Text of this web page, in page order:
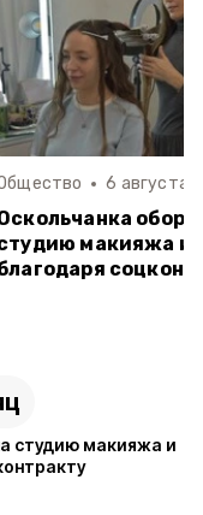
6 августа ,
макияжа и
студию макияжа и